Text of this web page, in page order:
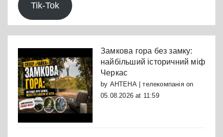
Tik-Tok
Замкова гора без замку:
найбільший історичний міф
Черкас
by АНТЕНА | телекомпаніяon
05.08.2026 at 11:59